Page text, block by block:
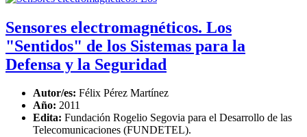
Sensores electromagnéticos. Los
"Sentidos" de los Sistemas para la
Defensa y la Seguridad
Autor/es: Félix Pérez Martínez
Año: 2011
Edita: Fundación Rogelio Segovia para el Desarrollo de las
Telecomunicaciones (FUNDETEL).